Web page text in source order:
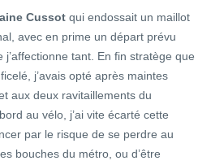
Cussot qui endossait un maillot
avec en prime un départ prévu
j’affectionne tant. En fin stratège que
j’avais opté après maintes
aux deux ravitaillements du
au vélo, j’ai vite écarté cette
par le risque de se perdre au
bouches du métro, ou d’être